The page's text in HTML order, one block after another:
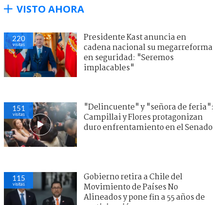
VISTO AHORA
220
visitas
Presidente Kast anuncia en
cadena nacional su megarreforma
en seguridad: "Seremos
implacables"
151
visitas
"Delincuente" y "señora de feria":
Campillai y Flores protagonizan
duro enfrentamiento en el Senado
115
visitas
Gobierno retira a Chile del
Movimiento de Países No
Alineados y pone fin a 55 años de